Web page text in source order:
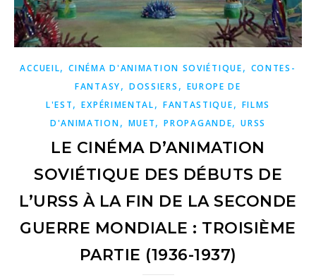
ACCUEIL,CINÉMA D'ANIMATION SOVIÉTIQUE, CONTES-
FANTASY, DOSSIERS , EUROPE DE
L'EST,EXPÉRIMENTAL, FANTASTIQUE, FILMS
D'ANIMATION, MUET,PROPAGANDE,URSS
LE CINÉMA D’ANIMATION
SOVIÉTIQUE DES DÉBUTS DE
L’URSS À LA FIN DE LA SECONDE
GUERRE MONDIALE : TROISIÈME
PARTIE (1936-1937)